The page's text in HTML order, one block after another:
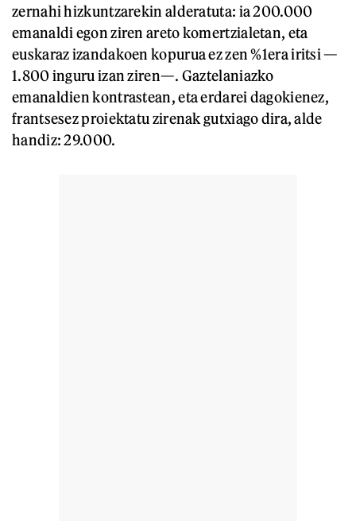
zernahi hizkuntzarekin alderatuta: ia 200.000
emanaldi egon ziren areto komertzialetan, eta
euskaraz izandakoen kopurua ez zen %1era iritsi —
1.800 inguru izan ziren—. Gaztelaniazko
emanaldien kontrastean, eta erdarei dagokienez,
frantsesez proiektatu zirenak gutxiago dira, alde
handiz: 29.000.